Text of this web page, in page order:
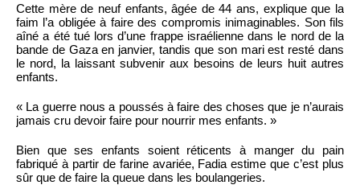
Cette mère de neuf enfants, âgée de 44 ans, explique que la
faim l’a obligée à faire des compromis inimaginables. Son fils
aîné a été tué lors d’une frappe israélienne dans le nord de la
bande de Gaza en janvier, tandis que son mari est resté dans
le nord, la laissant subvenir aux besoins de leurs huit autres
enfants.
« La guerre nous a poussés à faire des choses que je n’aurais
jamais cru devoir faire pour nourrir mes enfants. »
Bien que ses enfants soient réticents à manger du pain
fabriqué à partir de farine avariée, Fadia estime que c’est plus
sûr que de faire la queue dans les boulangeries.